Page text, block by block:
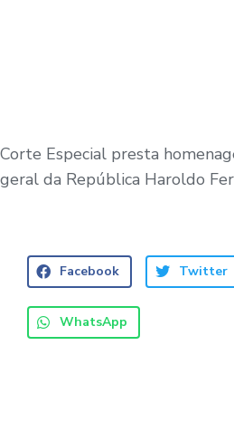
Corte Especial presta
geral da República Haroldo
Facebook Twitter
WhatsApp